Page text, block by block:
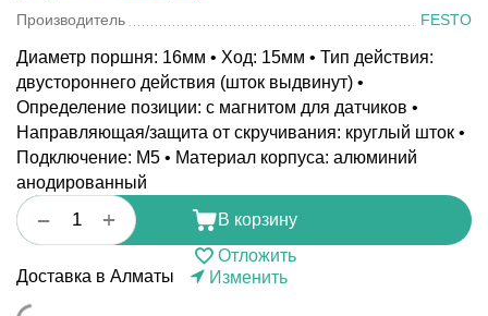
Производитель
FESTO
Диаметр поршня: 16мм • Ход: 15мм • Тип действия:
двустороннего действия (шток выдвинут) •
Определение позиции: с магнитом для датчиков •
Направляющая/защита от скручивания: круглый шток •
Подключение: M5 • Материал корпуса: алюминий
анодированный
+
−
В корзину
Отложить
Доставка в Алматы
Изменить